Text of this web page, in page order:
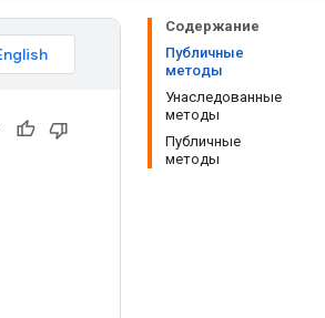
Содержание
Публичные
методы
Унаследованные
методы
Публичные
методы